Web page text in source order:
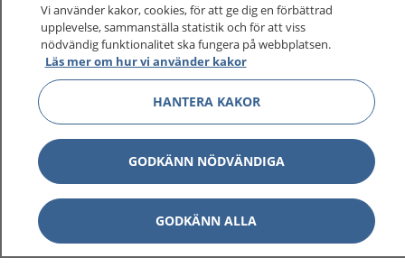
1177–tryggt om din hälsa och vård
På 1177.se får du råd om hälsa och information om
sjukdomar och vilka mottagningar du kan kontakta.
Logga in för att läsa din journal och göra dina
vårdärenden. Ring telefonnummer 1177 för
sjukvårdsrådgivning dygnet runt.
1177 ger dig råd när du vill må bättre.
Vi använder kakor, cookies, för att ge dig en förbättrad
upplevelse, sammanställa statistik och för att viss
nödvändig funktionalitet ska fungera på webbplatsen.
Läs mer om hur vi använder kakor
HANTERA KAKOR
GODKÄNN NÖDVÄNDIGA
GODKÄNN ALLA